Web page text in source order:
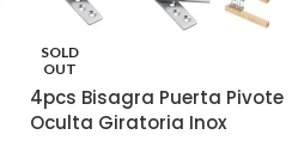
SOLD
OUT
4pcs Bisagra Puerta Pivote
Oculta Giratoria Inox